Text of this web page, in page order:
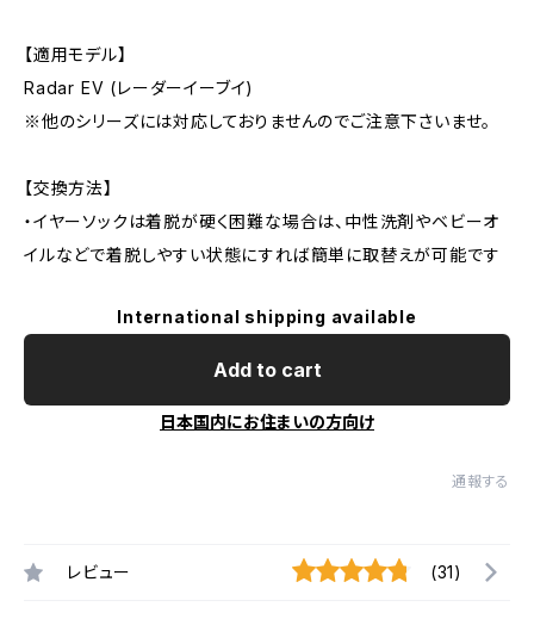
【適用モデル】
Radar EV (レーダーイーブイ)
※他のシリーズには対応しておりませんのでご注意下さいませ。
【交換方法】
・イヤーソックは着脱が硬く困難な場合は、中性洗剤やベビーオ
イルなどで着脱しやすい状態にすれば簡単に取替えが可能です
International shipping available
Add to cart
日本国内にお住まいの方向け
通報する
レビュー (31)